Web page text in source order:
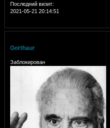
Последний визит:
2021-05-21 20:14:51
Gorthaur
Заблокирован